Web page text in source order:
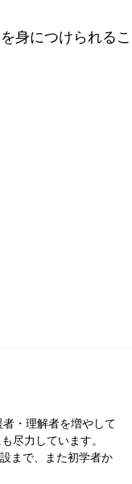
身につけられるこ
・理解者を増やして
尽力しています。
まで、また初学者か